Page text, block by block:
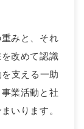
みと、それ
改めて認識
支える一助
業活動と社
いります。